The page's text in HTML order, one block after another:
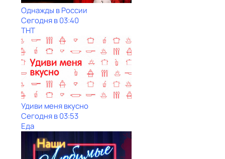
Однажды в России
Сегодня в 03:40
ТНТ
Удиви меня вкусно
Сегодня в 03:53
Еда